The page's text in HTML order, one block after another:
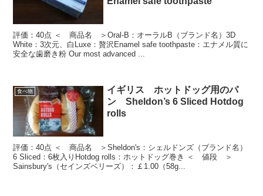
評価：40点 ＜ 商品名 ＞Oral-B：オーラルB（ブランド名）3D
White：3次元、白Luxe：贅沢Enamel safe toothpaste：エナメル質に
安全な歯磨き粉 Our most advanced ...
食べ物
イギリス ホットドッグ用のパ
ン Sheldon’s 6 Sliced Hotdog
rolls
評価：40点 ＜ 商品名 ＞Sheldon's：シェルドンズ（ブランド名）
6 Sliced：6枚入りHotdog rolls：ホットドッグ巻き ＜ 値段 ＞
Sainsbury's（セインズベリーズ）：￡1.00（58g...